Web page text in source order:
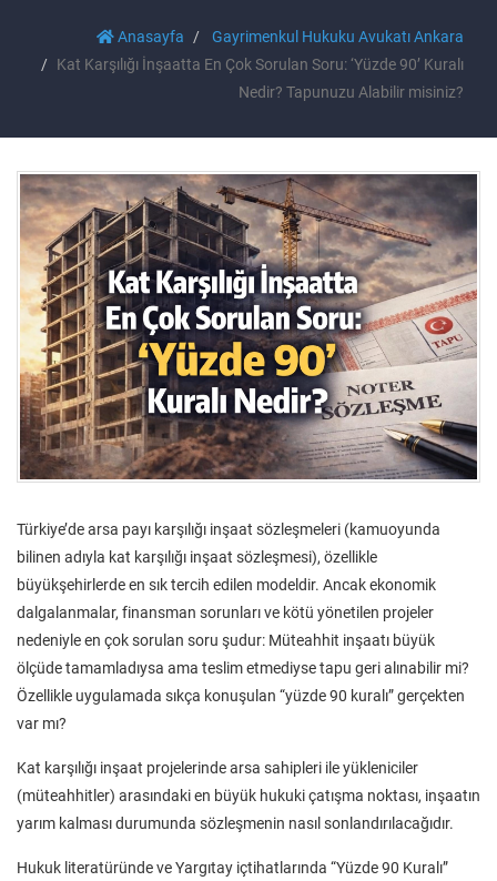
Anasayfa
Gayrimenkul Hukuku Avukatı Ankara
Kat Karşılığı İnşaatta En Çok Sorulan Soru: ‘Yüzde 90’ Kuralı
Nedir? Tapunuzu Alabilir misiniz?
Türkiye’de arsa payı karşılığı inşaat sözleşmeleri (kamuoyunda
bilinen adıyla kat karşılığı inşaat sözleşmesi), özellikle
büyükşehirlerde en sık tercih edilen modeldir. Ancak ekonomik
dalgalanmalar, finansman sorunları ve kötü yönetilen projeler
nedeniyle en çok sorulan soru şudur: Müteahhit inşaatı büyük
ölçüde tamamladıysa ama teslim etmediyse tapu geri alınabilir mi?
Özellikle uygulamada sıkça konuşulan “yüzde 90 kuralı” gerçekten
var mı?
Kat karşılığı inşaat projelerinde arsa sahipleri ile yükleniciler
(müteahhitler) arasındaki en büyük hukuki çatışma noktası, inşaatın
yarım kalması durumunda sözleşmenin nasıl sonlandırılacağıdır.
Hukuk literatüründe ve Yargıtay içtihatlarında “Yüzde 90 Kuralı”